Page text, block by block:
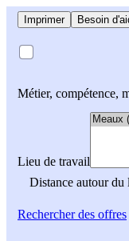
Imprimer Besoin
Métier, compétence,
Lieu de travail
Distance autour du
Rechercherdes offres